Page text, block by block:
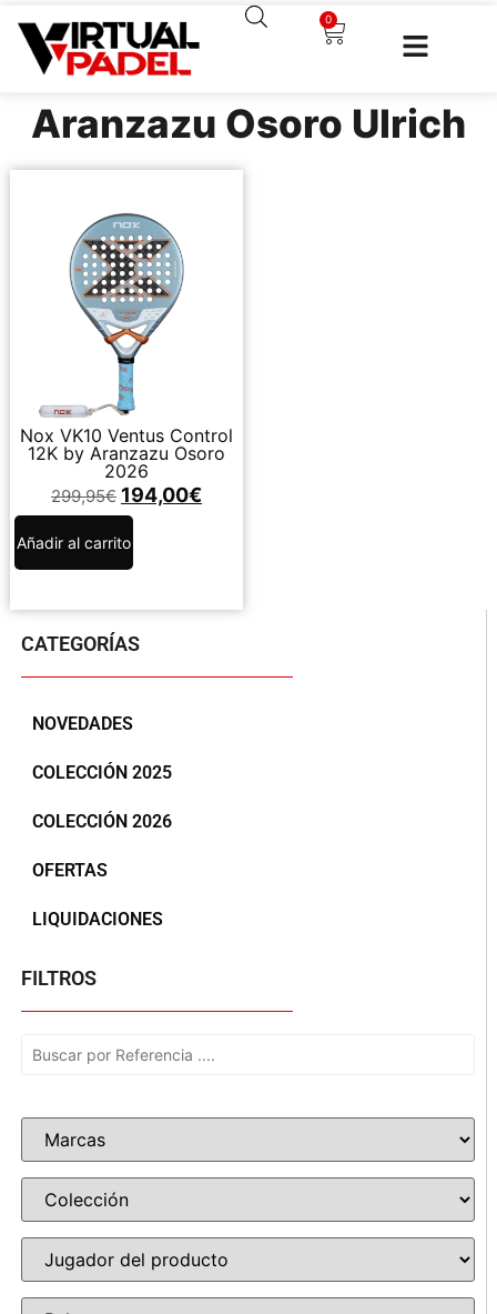
0
Aranzazu Osoro Ulrich
CATEGORÍAS
NOVEDADES
COLECCIÓN 2025
COLECCIÓN 2026
OFERTAS
LIQUIDACIONES
FILTROS
Nox VK10 Ventus Control
12K by Aranzazu Osoro
2026
299,95€ 194,00€
Añadir al carrito